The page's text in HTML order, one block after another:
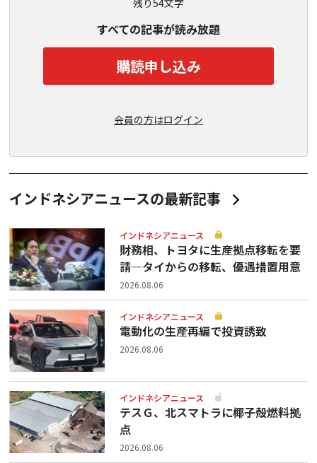
残り54文字
すべての記事が読み放題
購読申し込み
会員の方はログイン
インドネシアニュースの最新記事
インドネシアニュース
財務相、トヨタに生産拠点移転を要
請—タイからの移転、優遇措置用意
2026.08.06
インドネシアニュース
電動化の生産再編で投資誘致
2026.08.06
インドネシアニュース
テスＧ、北スマトラに椰子殻燃料拠
点
2026.08.06